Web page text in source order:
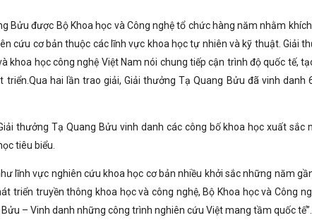
Bửu được Bộ Khoa học và Công nghệ tổ chức hàng năm nhằm
cứu cơ bản thuộc các lĩnh vực khoa học tự nhiên và kỹ thuật. Giải
khoa học công nghệ Việt Nam nói chung tiếp cận trình độ quốc tế,
hai lần trao giải, Giải thưởng Tạ Quang Bửu đã vinh danh
thưởng Tạ Quang Bửu vinh danh các công bố khoa học xuất sắc
tiêu biểu.
lĩnh vực nghiên cứu khoa học cơ bản nhiều khởi sắc những năm
triển truyền thông khoa học và công nghệ, Bộ Khoa học và Công
– Vinh danh những công trình nghiên cứu Việt mang tầm quốc tế”.